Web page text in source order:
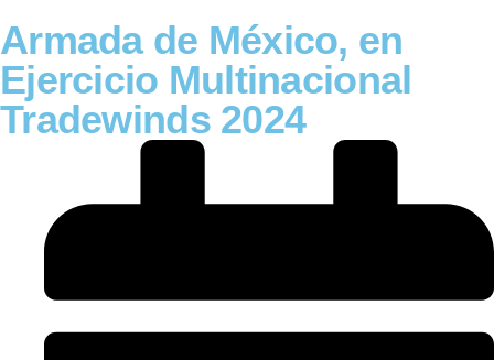
Armada de México, en
Ejercicio Multinacional
Tradewinds 2024